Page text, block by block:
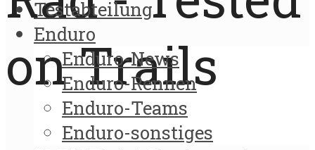
on Trails
Testabteilung
Enduro
Enduro-News
Enduro-Rennen
Enduro-Teams
Enduro-sonstiges